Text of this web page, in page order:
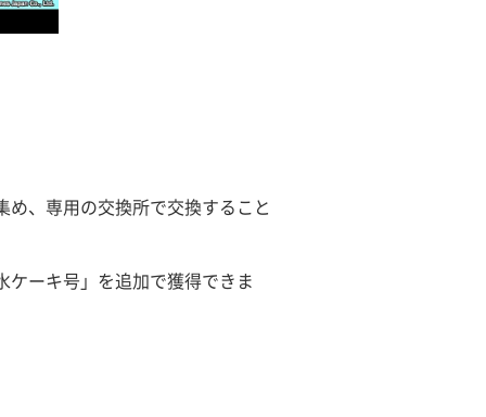
、専用の交換所で交換すること
ケーキ号」を追加で獲得できま